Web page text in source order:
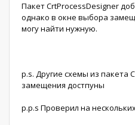
Пакет CrtProcessDesigner
однако в окне выбора
могу найти нужную.
p.s. Другие схемы из пакета
замещения достпуны
p.p.s Проверил на